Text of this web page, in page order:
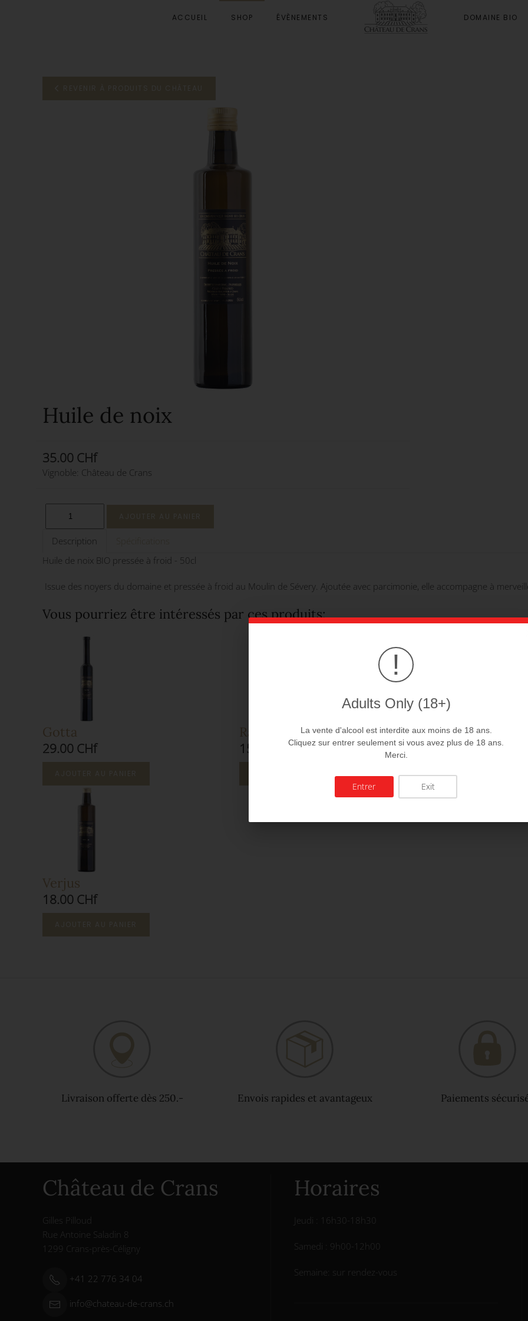
ACCUEIL SHOP ÉVÈNEMENTS DOMAINE BIO
Huile de noix
35.00 CHf
Vignoble: Château de Crans
Description
Huile de noix BIO pressée à froid - 50cl
Issue des noyers du domaine et pressée à froid au Moulin de Sévery. Ajoutée avec parcimonie, elle accompagne à
Vous pourriez être intéressés par ces produits:
Gotta
29.00 CHf
Raisinée
15.00 CHf
Huile de colza
13.00 CHf
AJOUTER AU PANIER
Verjus
18.00 CHf
Livraison offerte dès 250.- Envois rapides et avantageux Paiements
Château de Crans
Gilles Pilloud
Rue Antoine Saladin 8
1299 Crans-près-Céligny
+41 22 776 34 04
info@chateau-de-crans.ch
Horaires
Jeudi : 16h30-18h30
Samedi : 9h00-12h00
Semaine: sur rendez-vous
!
Adults Only (18+)
La vente d'alcool est interdite aux moins de 18 ans.
Cliquez sur entrer seulement si vous avez plus de 18 ans.
Merci.
Entrer Exit